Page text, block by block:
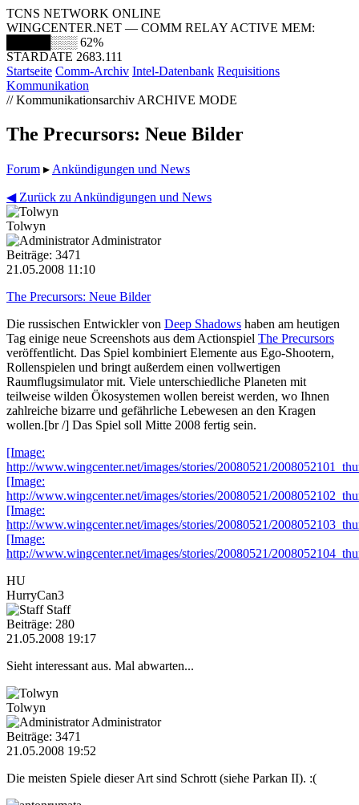
TCNS NETWORK ONLINE
WINGCENTER.NET — COMM RELAY ACTIVE MEM:
█████░░░ 62%
STARDATE 2683.111
Startseite Comm-Archiv Intel-Datenbank Requisitions
Kommunikation
// Kommunikationsarchiv ARCHIVE MODE
The Precursors: Neue Bilder
Forum ▸ Ankündigungen und News
◀ Zurück zu Ankündigungen und News
Tolwyn
Administrator
Beiträge: 3471
21.05.2008 11:10
The Precursors: Neue Bilder
Die russischen Entwickler von Deep Shadows haben am heutigen
Tag einige neue Screenshots aus dem Actionspiel The Precursors
veröffentlicht. Das Spiel kombiniert Elemente aus Ego-Shootern,
Rollenspielen und bringt außerdem einen vollwertigen
Raumflugsimulator mit. Viele unterschiedliche Planeten mit
teilweise wilden Ökosystemen wollen bereist werden, wo Ihnen
zahlreiche bizarre und gefährliche Lebewesen an den Kragen
wollen.[br /] Das Spiel soll Mitte 2008 fertig sein.
[Image:
http://www.wingcenter.net/images/stories/20080521/
[Image:
http://www.wingcenter.net/images/stories/20080521/
[Image:
http://www.wingcenter.net/images/stories/20080521/
[Image:
http://www.wingcenter.net/images/stories/20080521/
HU
HurryCan3
Staff
Beiträge: 280
21.05.2008 19:17
Sieht interessant aus. Mal abwarten...
Tolwyn
Administrator
Beiträge: 3471
21.05.2008 19:52
Die meisten Spiele dieser Art sind Schrott (siehe Parkan II). :(